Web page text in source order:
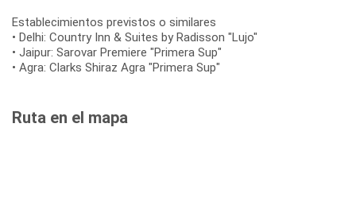
Establecimientos previstos o similares
• Delhi: Country Inn & Suites by Radisson "Lujo"
• Jaipur: Sarovar Premiere "Primera Sup"
• Agra: Clarks Shiraz Agra "Primera Sup"
Ruta en el mapa